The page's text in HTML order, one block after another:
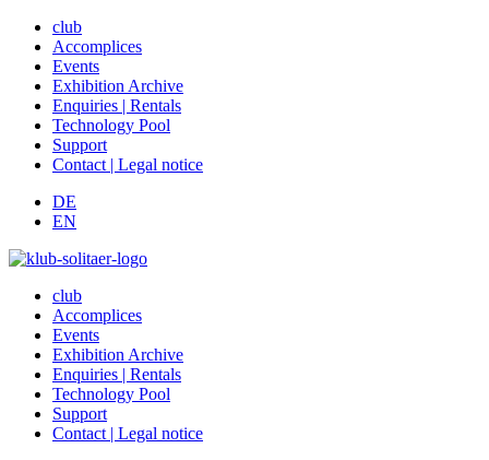
club
Accomplices
Events
Exhibition Archive
Enquiries | Rentals
Technology Pool
Support
Contact | Legal notice
DE
EN
club
Accomplices
Events
Exhibition Archive
Enquiries | Rentals
Technology Pool
Support
Contact | Legal notice